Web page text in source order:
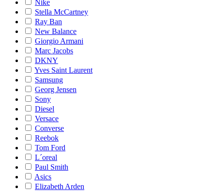
Nike
Stella McCartney
Ray Ban
New Balance
Giorgio Armani
Marc Jacobs
DKNY
Yves Saint Laurent
Samsung
Georg Jensen
Sony
Diesel
Versace
Converse
Reebok
Tom Ford
L´oreal
Paul Smith
Asics
Elizabeth Arden